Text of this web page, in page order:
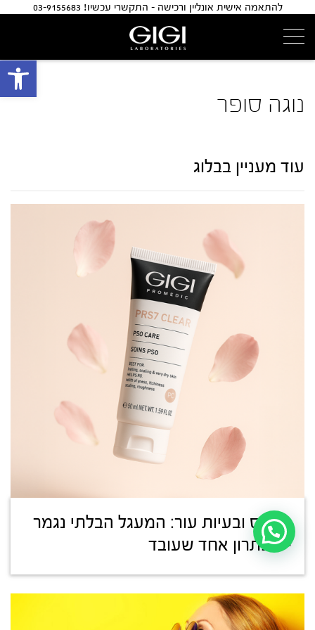
להתאמה אישית אונליין ורכישה - התקשרי עכשיו! 03-9155683
נוגה סופר
עוד מעניין בבלוג
סטרס ובעיות עור: המעגל הבלתי נגמר
– ופתרון אחד שעובד